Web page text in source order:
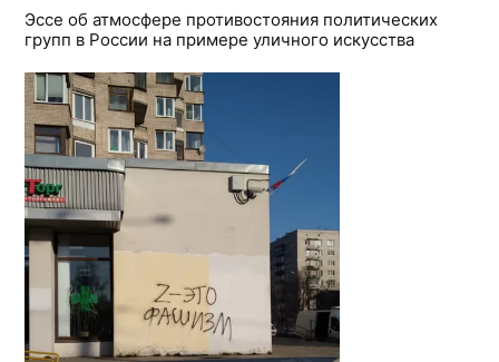
Эссе об атмосфере противостояния политических
групп в России на примере уличного искусства